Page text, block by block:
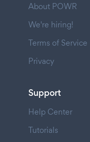
About POWR
We're hiring!
Terms of Service
Privacy
Support
Help Center
Tutorials